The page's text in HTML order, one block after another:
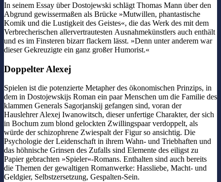
In seinem Essay über Dostojewski schlägt Thomas Mann über den
Abgrund gewissermaßen als Brücke »Mutwillen, phantastische
Komik und die Lustigkeit des Geistes«, die das Werk des mit dem
Verbrecherischen allervertrautesten Ausnahmekünstlers auch enthält
und es im Finsteren bizarr flackern lässt. »Denn unter anderem war
dieser Gekreuzigte ein ganz großer Humorist.«
Doppelter Alexej
Spielen ist die potenzierte Metapher des ökonomischen Prinzips, in
dem in Dostojewskijs Roman ein paar Menschen um die Familie des
klammen Generals Sagorjanskij gefangen sind, voran der
Hauslehrer Alexej Iwanowitsch, dieser unfertige Charakter, der sich
in Bochum zum blond gelockten Zwillingspaar verdoppelt, als
würde der schizophrene Zwiespalt der Figur so ansichtig. Die
Psychologie der Leidenschaft in ihrem Wahn- und Triebhaften und
das höhnische Grinsen des Zufalls sind Elemente des eiligst zu
Papier gebrachten »Spieler«-Romans. Enthalten sind auch bereits
die Themen der gewaltigen Romanwerke: Hassliebe, Macht- und
Geldgier, Selbstzersetzung, Gespalten-Sein.